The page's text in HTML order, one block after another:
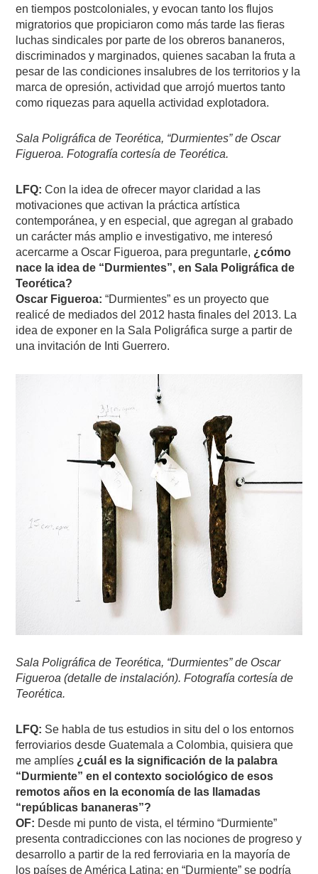
en tiempos postcoloniales, y evocan tanto los flujos
migratorios que propiciaron como más tarde las fieras
luchas sindicales por parte de los obreros bananeros,
discriminados y marginados, quienes sacaban la fruta a
pesar de las condiciones insalubres de los territorios y la
marca de opresión, actividad que arrojó muertos tanto
como riquezas para aquella actividad explotadora.
Sala Poligráfica de Teorética, “Durmientes” de Oscar
Figueroa. Fotografía cortesía de Teorética.
LFQ:Con la idea de ofrecer mayor claridad a las
motivaciones que activan la práctica artística
contemporánea, y en especial, que agregan al grabado
un carácter más amplio e investigativo, me interesó
acercarme a Oscar Figueroa, para preguntarle, ¿cómo
nace la idea de “Durmientes”, en Sala Poligráfica de
Teorética?
Oscar Figueroa:“Durmientes” es un proyecto que
realicé de mediados del 2012 hasta finales del 2013. La
idea de exponer en la Sala Poligráfica surge a partir de
una invitación de Inti Guerrero.
Sala Poligráfica de Teorética, “Durmientes” de Oscar
Figueroa (detalle de instalación). Fotografía cortesía de
Teorética.
LFQ: Se habla de tus estudios in situ del o los entornos
ferroviarios desde Guatemala a Colombia, quisiera que
me amplíes ¿cuál es la significación de la palabra
“Durmiente” en el contexto sociológico de esos
remotos años en la economía de las llamadas
“repúblicas bananeras”?
OF: Desde mi punto de vista, el término “Durmiente”
presenta contradicciones con las nociones de progreso y
desarrollo a partir de la red ferroviaria en la mayoría de
los países de América Latina; en “Durmiente” se podría